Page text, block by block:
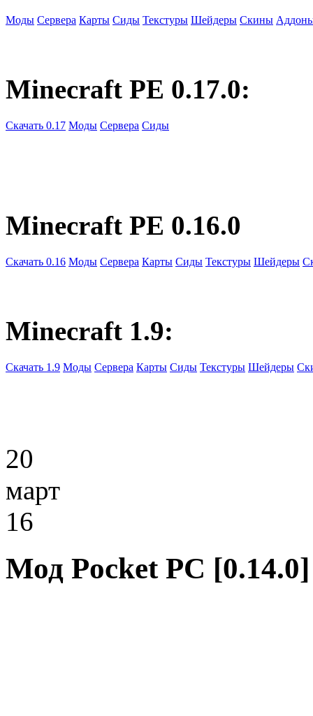
Моды Сервера Карты Сиды Текстуры Шейдеры Скины
Minecraft PE 0.17.0:
Скачать 0.17 Моды Сервера Сиды
Minecraft PE 0.16.0
Скачать 0.16 Моды Сервера Карты Сиды Текстуры Шейдеры
Minecraft 1.9:
Скачать 1.9 Моды Сервера Карты Сиды Текстуры Шейдеры
20
март
16
Мод Pocket PC [0.14.0]